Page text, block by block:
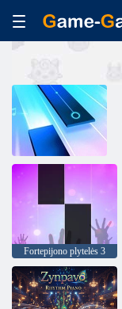
Fortepijono plytelės 3